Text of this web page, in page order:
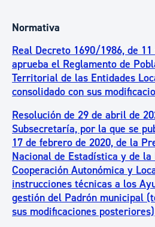
Normativa
Real Decreto 1690/1986, de
aprueba el Reglamento de
Territorial de las Entidades
consolidado con sus
Resolución de 29 de abril de
Subsecretaría, por la que se
17 de febrero de 2020, de la
Nacional de Estadística y de
Cooperación Autonómica y
instrucciones técnicas a los
gestión del Padrón municipal
sus modificaciones posteriores)